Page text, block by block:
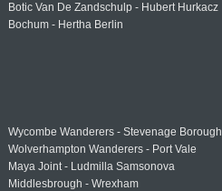
Botic Van De Zandschulp - Hubert Hurkacz
Bochum - Hertha Berlin
Wycombe Wanderers - Stevenage Borough
Wolverhampton Wanderers - Port Vale
Maya Joint - Ludmilla Samsonova
Middlesbrough - Wrexham